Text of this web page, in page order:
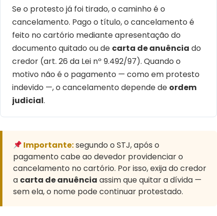
Se o protesto já foi tirado, o caminho é o
cancelamento. Pago o título, o cancelamento é
feito no cartório mediante apresentação do
documento quitado ou de carta de anuência do
credor (art. 26 da Lei nº 9.492/97). Quando o
motivo não é o pagamento — como em protesto
indevido —, o cancelamento depende de ordem
judicial.
Importante:segundo o STJ, após o
pagamento cabe ao devedor providenciar o
cancelamento no cartório. Por isso, exija do credor
a carta de anuência assim que quitar a dívida —
sem ela, o nome pode continuar protestado.